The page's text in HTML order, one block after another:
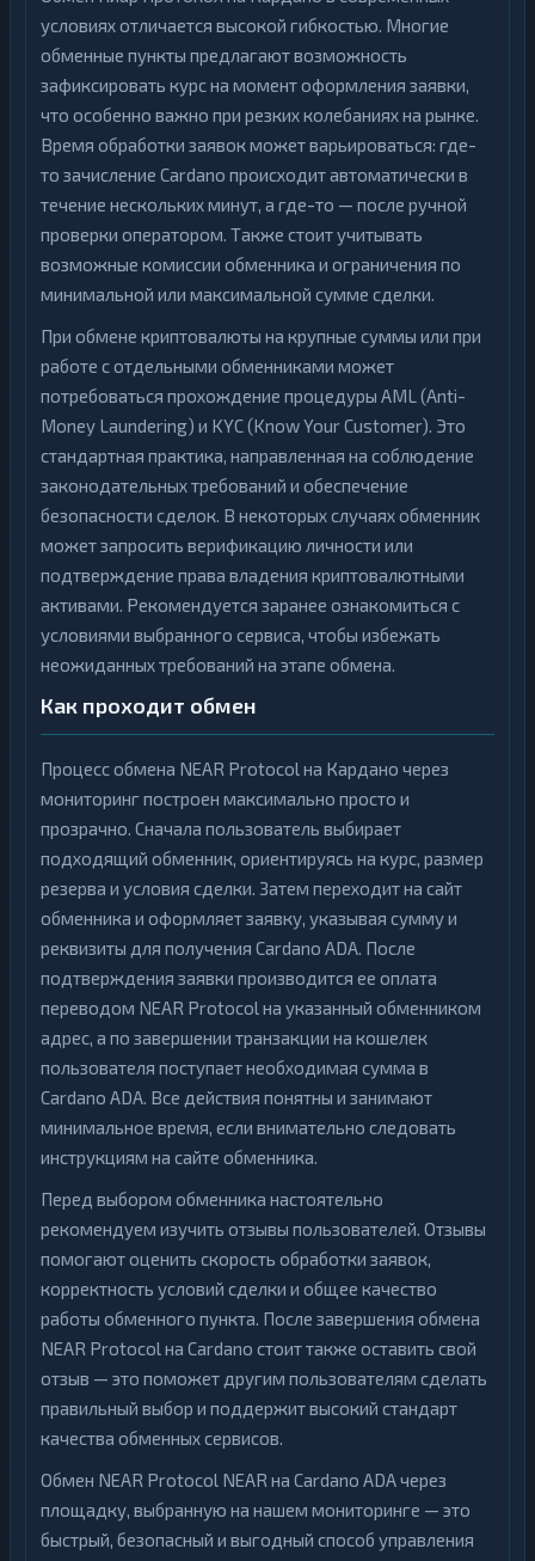
условиях отличается высокой гибкостью. Многие
обменные пункты предлагают возможность
зафиксировать курс на момент оформления заявки,
что особенно важно при резких колебаниях на рынке.
Время обработки заявок может варьироваться: где-
то зачисление Cardano происходит автоматически в
течение нескольких минут, а где-то — после ручной
проверки оператором. Также стоит учитывать
возможные комиссии обменника и ограничения по
минимальной или максимальной сумме сделки.
При обмене криптовалюты на крупные суммы или при
работе с отдельными обменниками может
потребоваться прохождение процедуры AML (Anti-
Money Laundering) и KYC (Know Your Customer). Это
стандартная практика, направленная на соблюдение
законодательных требований и обеспечение
безопасности сделок. В некоторых случаях обменник
может запросить верификацию личности или
подтверждение права владения криптовалютными
активами. Рекомендуется заранее ознакомиться с
условиями выбранного сервиса, чтобы избежать
неожиданных требований на этапе обмена.
Как проходит обмен
Процесс обмена NEAR Protocol на Кардано через
мониторинг построен максимально просто и
прозрачно. Сначала пользователь выбирает
подходящий обменник, ориентируясь на курс, размер
резерва и условия сделки. Затем переходит на сайт
обменника и оформляет заявку, указывая сумму и
реквизиты для получения Cardano ADA. После
подтверждения заявки производится ее оплата
переводом NEAR Protocol на указанный обменником
адрес, а по завершении транзакции на кошелек
пользователя поступает необходимая сумма в
Cardano ADA. Все действия понятны и занимают
минимальное время, если внимательно следовать
инструкциям на сайте обменника.
Перед выбором обменника настоятельно
рекомендуем изучить отзывы пользователей. Отзывы
помогают оценить скорость обработки заявок,
корректность условий сделки и общее качество
работы обменного пункта. После завершения обмена
NEAR Protocol на Cardano стоит также оставить свой
отзыв — это поможет другим пользователям сделать
правильный выбор и поддержит высокий стандарт
качества обменных сервисов.
Обмен NEAR Protocol NEAR на Cardano ADA через
площадку, выбранную на нашем мониторинге — это
быстрый, безопасный и выгодный способ управления